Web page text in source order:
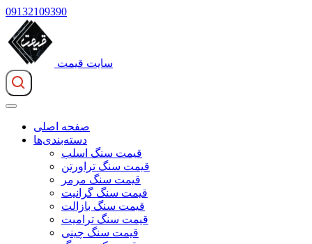
09132109390
سایت قیمت
صفحه اصلی
دسته‌بندی‌ها
قیمت سنگ اسلب
قیمت سنگ تراورتن
قیمت سنگ مرمر
قیمت سنگ گرانیت
قیمت سنگ بازالت
قیمت سنگ ترامیت
قیمت سنگ چینی